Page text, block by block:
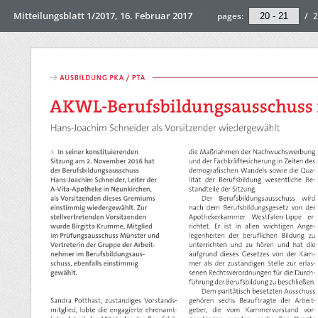
Mitteilungsblatt 1/2017, 16. Februar 2017 pages: /